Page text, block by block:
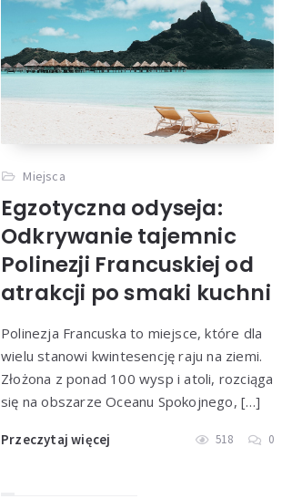
Miejsca
Egzotyczna odyseja:
Odkrywanie tajemnic
Polinezji Francuskiej od
atrakcji po smaki kuchni
Polinezja Francuska to miejsce, które dla
wielu stanowi kwintesencję raju na ziemi.
Złożona z ponad 100 wysp i atoli, rozciąga
się na obszarze Oceanu Spokojnego, […]
Przeczytaj więcej 518 0